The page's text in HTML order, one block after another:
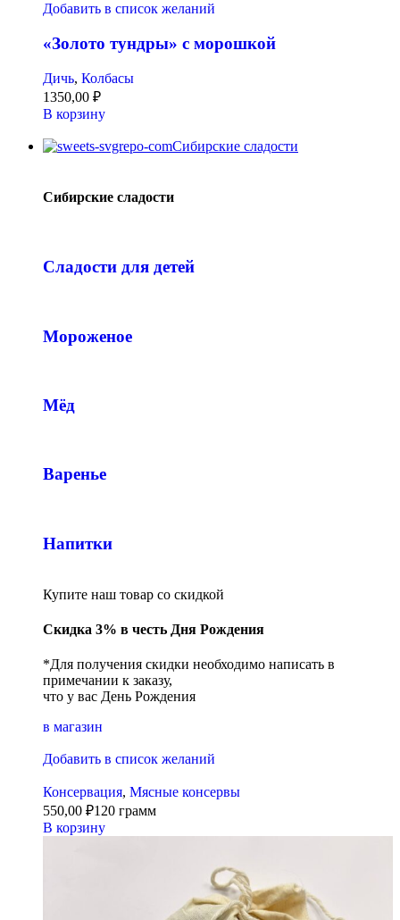
Добавить в список желаний
«Золото тундры» с морошкой
Дичь, Колбасы
1350,00 ₽
В корзину
Сибирские сладости
Сибирские сладости
Сладости для детей
Мороженое
Мёд
Варенье
Напитки
Купите наш товар со скидкой
Скидка 3% в честь Дня Рождения
*Для получения скидки необходимо написать в
примечании к заказу,
что у вас День Рождения
в магазин
Добавить в список желаний
Консервация, Мясные консервы
550,00 ₽120 грамм
В корзину